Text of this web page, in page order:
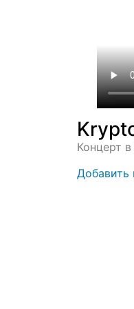
Концерт
Добавить